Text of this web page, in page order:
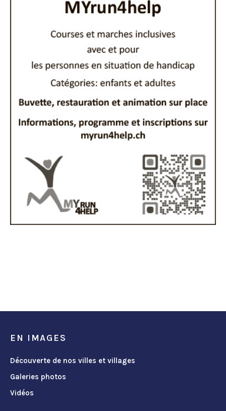
EN IMAGES
Découverte de nos villes et villages
Galeries photos
Vidéos